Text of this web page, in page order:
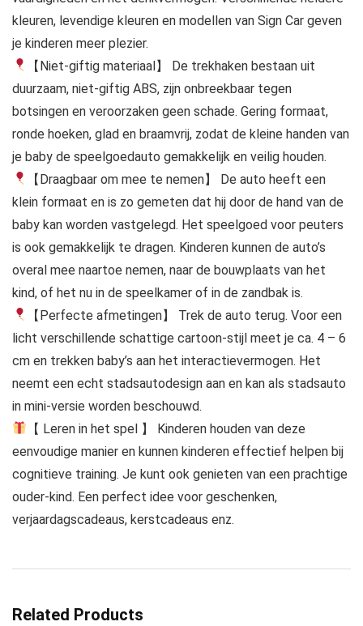
kleuren, levendige kleuren en modellen van Sign Car geven
je kinderen meer plezier.
【Niet-giftig materiaal】 De trekhaken bestaan uit
duurzaam, niet-giftig ABS, zijn onbreekbaar tegen
botsingen en veroorzaken geen schade. Gering formaat,
ronde hoeken, glad en braamvrij, zodat de kleine handen van
je baby de speelgoedauto gemakkelijk en veilig houden.
【Draagbaar om mee te nemen】 De auto heeft een
klein formaat en is zo gemeten dat hij door de hand van de
baby kan worden vastgelegd. Het speelgoed voor peuters
is ook gemakkelijk te dragen. Kinderen kunnen de auto’s
overal mee naartoe nemen, naar de bouwplaats van het
kind, of het nu in de speelkamer of in de zandbak is.
【Perfecte afmetingen】 Trek de auto terug. Voor een
licht verschillende schattige cartoon-stijl meet je ca. 4 – 6
cm en trekken baby’s aan het interactievermogen. Het
neemt een echt stadsautodesign aan en kan als stadsauto
in mini-versie worden beschouwd.
【 Leren in het spel 】 Kinderen houden van deze
eenvoudige manier en kunnen kinderen effectief helpen bij
cognitieve training. Je kunt ook genieten van een prachtige
ouder-kind. Een perfect idee voor geschenken,
verjaardagscadeaus, kerstcadeaus enz.
Related Products